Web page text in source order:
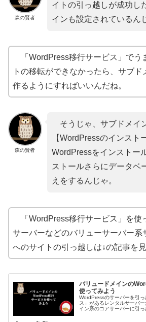
森の賢者
イトの引っ越しが成功し
インも設定されているん
「WordPress移行サービス」でう
トの移転ができなかったら、サブド
作るようにすればいいんだね。
森の賢者
そうじゃ、サブドメイ
【WordPressのインスト
WordPressをインストー
ストールさらにデータベ
えをするんじゃ。
「WordPress移行サービス」を使
サーバーなどのバリューサーバー系
へのサイトの引っ越しは↓の記事を見
バリュードメインの
使ってみよう
WordPressのサーバーを引
ス」があるレンタルサーバ
イン系のコアサーバーに引